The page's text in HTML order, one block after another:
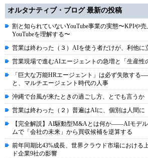
オルタナティブ・ブログ 最新の投稿
割と知られていないYouTube事業の実態〜KPIや
YouTubeを理解する〜
営業は終わった（３）AIを使う者だけが、利他に
営業現場で進むAIエージェントの急増と「生産性
「巨大な万能HRエージェント」は必ず失敗する
と、マルチエージェント時代の人事
沖縄で台風が来たときの過ごし方、とでも言うか
営業は終わった（２）普遍はAIに、個別は人間に
【完全解説】AI駆動型M&Aとは何か――AIモデル
ムで「会社の未来」から買収候補を逆算する
前年同期比43%成長、世界クラウド市場における
ド企業9社の影響